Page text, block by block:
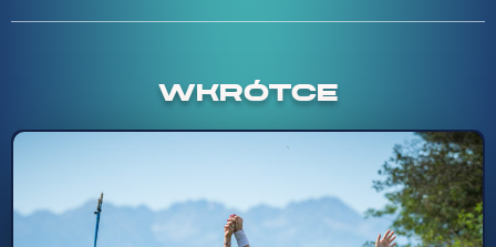
WKRÓTCE